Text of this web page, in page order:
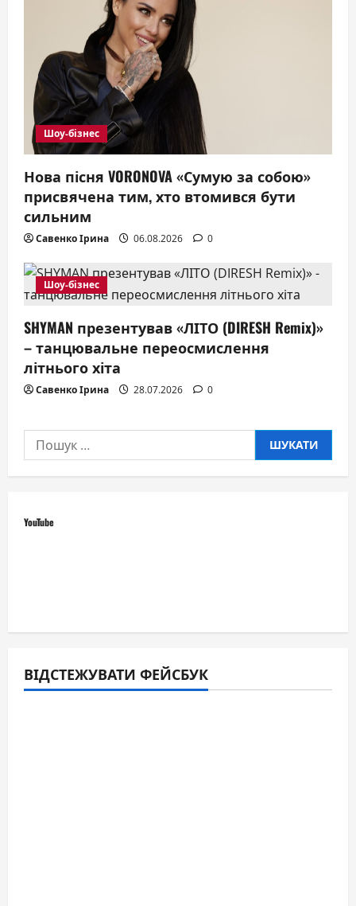
Шоу-бізнес
Нова пісня VORONOVA «Сумую за собою»
присвячена тим, хто втомився бути
сильним
Савенко Ірина 06.08.2026 0
Шоу-бізнес
SHYMAN презентував «ЛІТО (DIRESH Remix)»
– танцювальне переосмислення
літнього хіта
Савенко Ірина 28.07.2026 0
Пошук:
YouTube
ВІДСТЕЖУВАТИ ФЕЙСБУК